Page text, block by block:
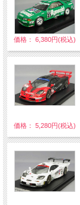
価格： 6,380円(税込)
価格： 5,280円(税込)